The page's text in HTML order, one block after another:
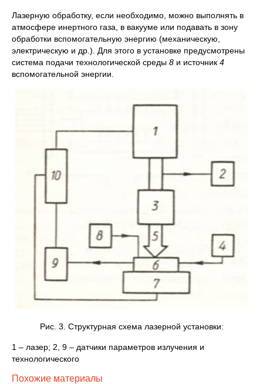
Лазерную обработку, если необходимо, можно выполнять в
атмосфере инертного газа, в вакууме или подавать в зону
обработки вспомогательную энергию (механическую,
электрическую и др.). Для этого в установке предусмотрены
система подачи технологической среды 8 и источник 4
вспомогательной энергии.
Рис. 3. Структурная схема лазерной установки:
1 – лазер; 2, 9 – датчики параметров излучения и
технологического
Похожие материалы